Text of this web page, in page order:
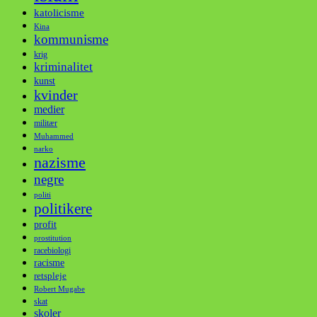
katolicisme
Kina
kommunisme
krig
kriminalitet
kunst
kvinder
medier
militær
Muhammed
narko
nazisme
negre
politi
politikere
profit
prostitution
racebiologi
racisme
retspleje
Robert Mugabe
skat
skoler